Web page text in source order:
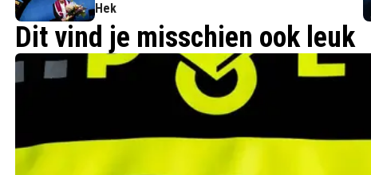
Hek
Dit vind je misschien ook leuk